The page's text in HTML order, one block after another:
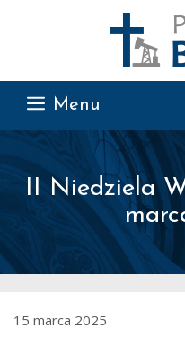
Menu
II Niedziela
15 marca 2025